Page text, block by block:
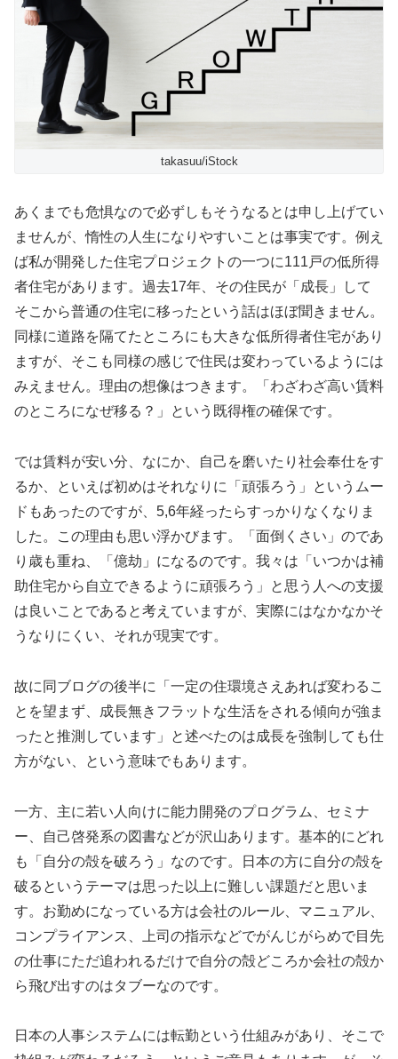
takasuu/iStock
あくまでも危惧なので必ずしもそうなるとは申し上げてい
ませんが、惰性の人生になりやすいことは事実です。例え
ば私が開発した住宅プロジェクトの一つに111戸の低所得
者住宅があります。過去17年、その住民が「成長」して
そこから普通の住宅に移ったという話はほぼ聞きません。
同様に道路を隔てたところにも大きな低所得者住宅があり
ますが、そこも同様の感じで住民は変わっているようには
みえません。理由の想像はつきます。「わざわざ高い賃料
のところになぜ移る？」という既得権の確保です。
では賃料が安い分、なにか、自己を磨いたり社会奉仕をす
るか、といえば初めはそれなりに「頑張ろう」というムー
ドもあったのですが、5,6年経ったらすっかりなくなりま
した。この理由も思い浮かびます。「面倒くさい」のであ
り歳も重ね、「億劫」になるのです。我々は「いつかは補
助住宅から自立できるように頑張ろう」と思う人への支援
は良いことであると考えていますが、実際にはなかなかそ
うなりにくい、それが現実です。
故に同ブログの後半に「一定の住環境さえあれば変わるこ
とを望まず、成長無きフラットな生活をされる傾向が強ま
ったと推測しています」と述べたのは成長を強制しても仕
方がない、という意味でもあります。
一方、主に若い人向けに能力開発のプログラム、セミナ
ー、自己啓発系の図書などが沢山あります。基本的にどれ
も「自分の殻を破ろう」なのです。日本の方に自分の殻を
破るというテーマは思った以上に難しい課題だと思いま
す。お勤めになっている方は会社のルール、マニュアル、
コンプライアンス、上司の指示などでがんじがらめで目先
の仕事にただ追われるだけで自分の殻どころか会社の殻か
ら飛び出すのはタブーなのです。
日本の人事システムには転勤という仕組みがあり、そこで